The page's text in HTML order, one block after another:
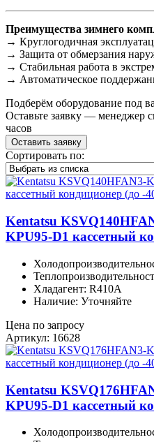
Преимущества зимнего
→ Круглогодичная
→ Защита от обмерзания
→ Стабильная работа в
→ Автоматическое
Подберём оборудование под
Оставьте заявку — менеджер
часов
Оставить заявку
Сортировать по:
Kentatsu
KPU95-D1 кассетный
Хладагент: R410A
Наличие: Уточняйте
Цена по запросу
Артикул: 16628
Kentatsu
KPU95-D1 кассетный